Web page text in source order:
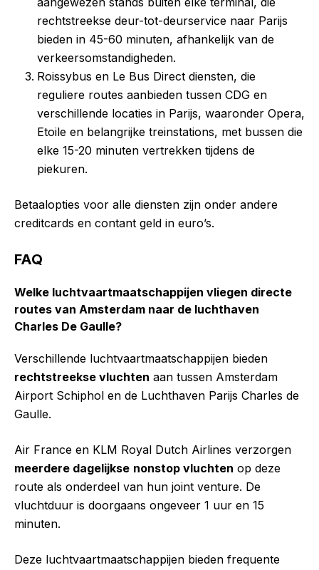
rechtstreekse deur-tot-deurservice naar Parijs
bieden in 45-60 minuten, afhankelijk van de
verkeersomstandigheden.
Roissybus en Le Bus Direct diensten, die
reguliere routes aanbieden tussen CDG en
verschillende locaties in Parijs, waaronder Opera,
Etoile en belangrijke treinstations, met bussen die
elke 15-20 minuten vertrekken tijdens de
piekuren.
Betaalopties voor alle diensten zijn onder andere
creditcards en contant geld in euro’s.
FAQ
Welke luchtvaartmaatschappijen vliegen directe
routes van Amsterdam naar de luchthaven
Charles De Gaulle?
Verschillende luchtvaartmaatschappijen bieden
rechtstreekse vluchten aan tussen Amsterdam
Airport Schiphol en de Luchthaven Parijs Charles de
Gaulle.
Air France en KLM Royal Dutch Airlines verzorgen
meerdere dagelijkse nonstop vluchten op deze
route als onderdeel van hun joint venture. De
vluchtduur is doorgaans ongeveer 1 uur en 15
minuten.
Deze luchtvaartmaatschappijen bieden frequente